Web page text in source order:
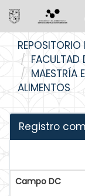
navigationFACULTAD
MAESTRÍA
ALIMENTOS
Registro
Campo DC